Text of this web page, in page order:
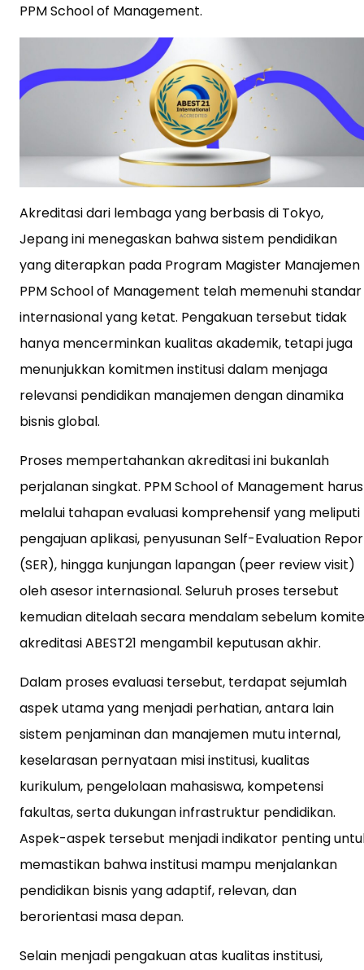
PPM School of Management.
Akreditasi dari lembaga yang berbasis di Tokyo,
Jepang ini menegaskan bahwa sistem pendidikan
yang diterapkan pada Program Magister Manajemen
PPM School of Management telah memenuhi standar
internasional yang ketat. Pengakuan tersebut tidak
hanya mencerminkan kualitas akademik, tetapi juga
menunjukkan komitmen institusi dalam menjaga
relevansi pendidikan manajemen dengan dinamika
bisnis global.
Proses mempertahankan akreditasi ini bukanlah
perjalanan singkat. PPM School of Management harus
melalui tahapan evaluasi komprehensif yang meliputi
pengajuan aplikasi, penyusunan Self-Evaluation
(SER), hingga kunjungan lapangan (peer review visit)
oleh asesor internasional. Seluruh proses tersebut
kemudian ditelaah secara mendalam sebelum komite
akreditasi ABEST21 mengambil keputusan akhir.
Dalam proses evaluasi tersebut, terdapat sejumlah
aspek utama yang menjadi perhatian, antara lain
sistem penjaminan dan manajemen mutu internal,
keselarasan pernyataan misi institusi, kualitas
kurikulum, pengelolaan mahasiswa, kompetensi
fakultas, serta dukungan infrastruktur pendidikan.
Aspek-aspek tersebut menjadi indikator penting
memastikan bahwa institusi mampu menjalankan
pendidikan bisnis yang adaptif, relevan, dan
berorientasi masa depan.
Selain menjadi pengakuan atas kualitas institusi,